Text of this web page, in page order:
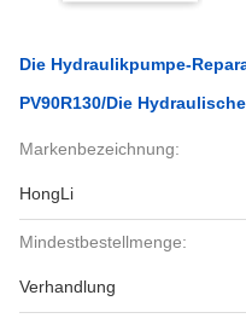
Die Hydraulikpumpe-
PV90R130/die
Markenbezeichnung:
HongLi
Mindestbestellmenge:
Verhandlung